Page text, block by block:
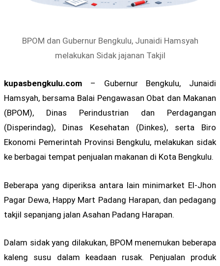
BPOM dan Gubernur Bengkulu, Junaidi Hamsyah
melakukan Sidak jajanan Takjil
kupasbengkulu.com – Gubernur Bengkulu, Junaidi
Hamsyah, bersama Balai Pengawasan Obat dan Makanan
(BPOM), Dinas Perindustrian dan Perdagangan
(Disperindag), Dinas Kesehatan (Dinkes), serta Biro
Ekonomi Pemerintah Provinsi Bengkulu, melakukan sidak
ke berbagai tempat penjualan makanan di Kota Bengkulu.
Beberapa yang diperiksa antara lain minimarket El-Jhon
Pagar Dewa, Happy Mart Padang Harapan, dan pedagang
takjil sepanjang jalan Asahan Padang Harapan.
Dalam sidak yang dilakukan, BPOM menemukan beberapa
kaleng susu dalam keadaan rusak. Penjualan produk